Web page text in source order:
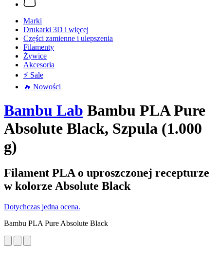
Marki
Drukarki 3D i więcej
Części zamienne i ulepszenia
Filamenty
Żywice
Akcesoria
⚡ Sale
🔥 Nowości
Bambu Lab Bambu PLA Pure
Absolute Black, Szpula (1.000
g)
Filament PLA o uproszczonej recepturze
w kolorze Absolute Black
Dotychczas jedna ocena.
Bambu PLA Pure Absolute Black